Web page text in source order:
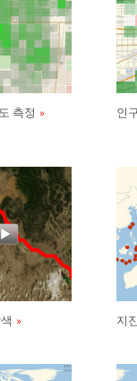
측정 인
지